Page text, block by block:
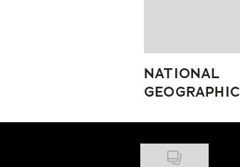
NATIONAL
GEOGRAPHIC